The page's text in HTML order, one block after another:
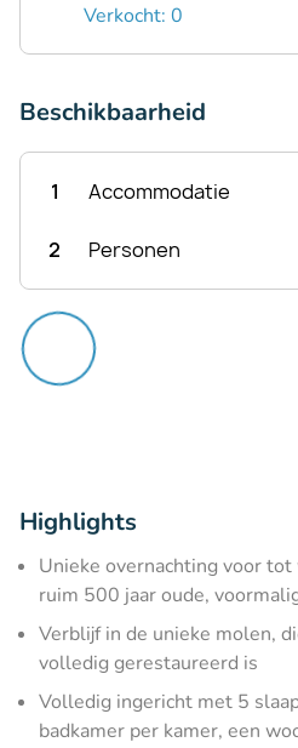
Verkocht: 0
Beschikbaarheid
1 Accommodatie
2 Personen
Highlights
Unieke overnachting voor
ruim 500 jaar oude,
Verblijf in de unieke molen,
volledig gerestaureerd is
Volledig ingericht met 5
badkamer per kamer, een